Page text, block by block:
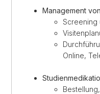
Management
Screening
Online,